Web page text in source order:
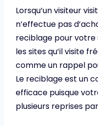
Lorsqu’un visiteur
n’effectue pas
reciblage pour
les sites qu’il visite
comme un rappel
Le reciblage est un
efficace puisque
plusieurs reprises